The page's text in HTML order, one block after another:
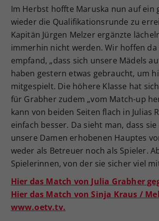
Im Herbst hoffte Maruska nun auf ein
wieder die Qualifikationsrunde zu
Kapitän Jürgen Melzer ergänzte
immerhin nicht werden. Wir hoffen
empfand, „dass sich unsere Mädels
haben gestern etwas gebraucht, um
mitgespielt. Die höhere Klasse hat
für Grabher zudem „vom Match-up
kann von beiden Seiten flach in Julias
einfach besser. Da sieht man, dass
unsere Damen erhobenen Hauptes
weder als Betreuer noch als Spieler.
Spielerinnen, von der sie sicher viel
Hier das Match von Julia Grabher
Hier das Match von Sinja Kraus /
www.oetv.tv.